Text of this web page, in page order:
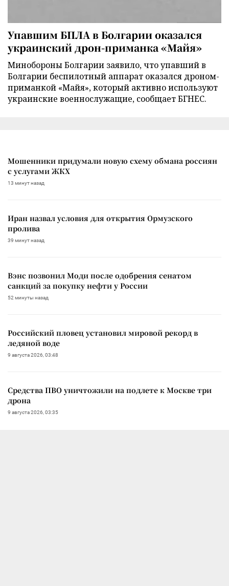
Упавшим БПЛА в Болгарии оказался
украинский дрон-приманка «Майя»
Минобороны Болгарии заявило, что упавший в
Болгарии беспилотный аппарат оказался дроном-
приманкой «Майя», который активно используют
украинские военнослужащие, сообщает БГНЕС.
Мошенники придумали новую схему обмана россиян
с услугами ЖКХ
13 минут назад
Иран назвал условия для открытия Ормузского
пролива
39 минут назад
Вэнс позвонил Моди после одобрения сенатом
санкций за покупку нефти у России
52 минуты назад
Российский пловец установил мировой рекорд в
ледяной воде
9 августа 2026, 03:48
Средства ПВО уничтожили на подлете к Москве три
дрона
9 августа 2026, 03:35